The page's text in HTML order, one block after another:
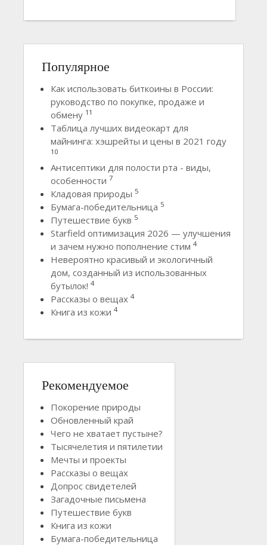
Популярное
Как использовать биткоины в России:
руководство по покупке, продаже и
обмену 11
Таблица лучших видеокарт для
майнинга: хэшрейты и цены в 2021 году
10
Антисептики для полости рта - виды,
особенности 7
Кладовая природы 5
Бумага-победительница 5
Путешествие букв 5
Starfield оптимизация 2026 — улучшения
и зачем нужно пополнение стим 4
Невероятно красивый и экологичный
дом, созданный из использованных
бутылок! 4
Рассказы о вещах 4
Книга из кожи 4
Рекомендуемое
Покорение природы
Обновленный край
Чего не хватает пустыне?
Тысячелетия и пятилетии
Мечты и проекты
Рассказы о вещах
Допрос свидетелей
Загадочные письмена
Путешествие букв
Книга из кожи
Бумага-победительница